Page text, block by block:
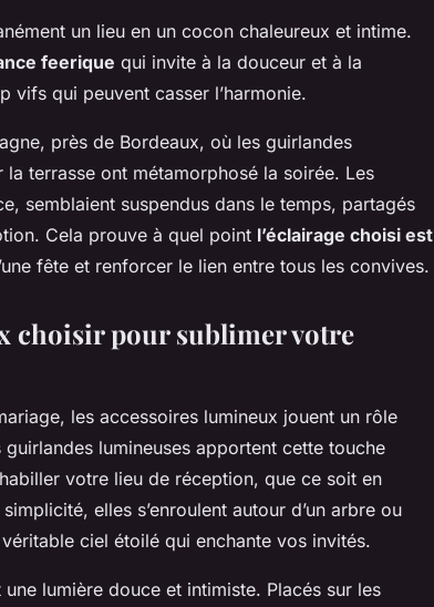
un lieu en un cocon chaleureux et intime.
feerique qui invite à la douceur et à la
vifs qui peuvent casser l’harmonie.
près de Bordeaux, où les guirlandes
terrasse ont métamorphosé la soirée. Les
semblaient suspendus dans le temps, partagés
Cela prouve à quel point l’éclairage choisi est
fête et renforcer le lien entre tous les convives.
choisir pour sublimer votre
les accessoires lumineux jouent un rôle
lumineuses apportent cette touche
votre lieu de réception, que ce soit en
elles s’enroulent autour d’un arbre ou
ciel étoilé qui enchante vos invités.
lumière douce et intimiste. Placés sur les